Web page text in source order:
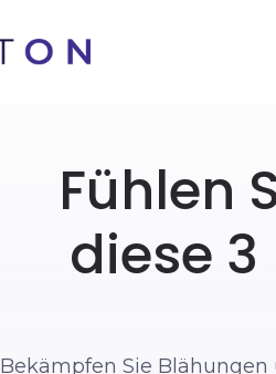
Fühlen
diese
Bekämpfen Sie